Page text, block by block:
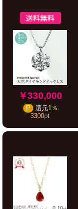
￥330,000
P 還元1％
3300pt